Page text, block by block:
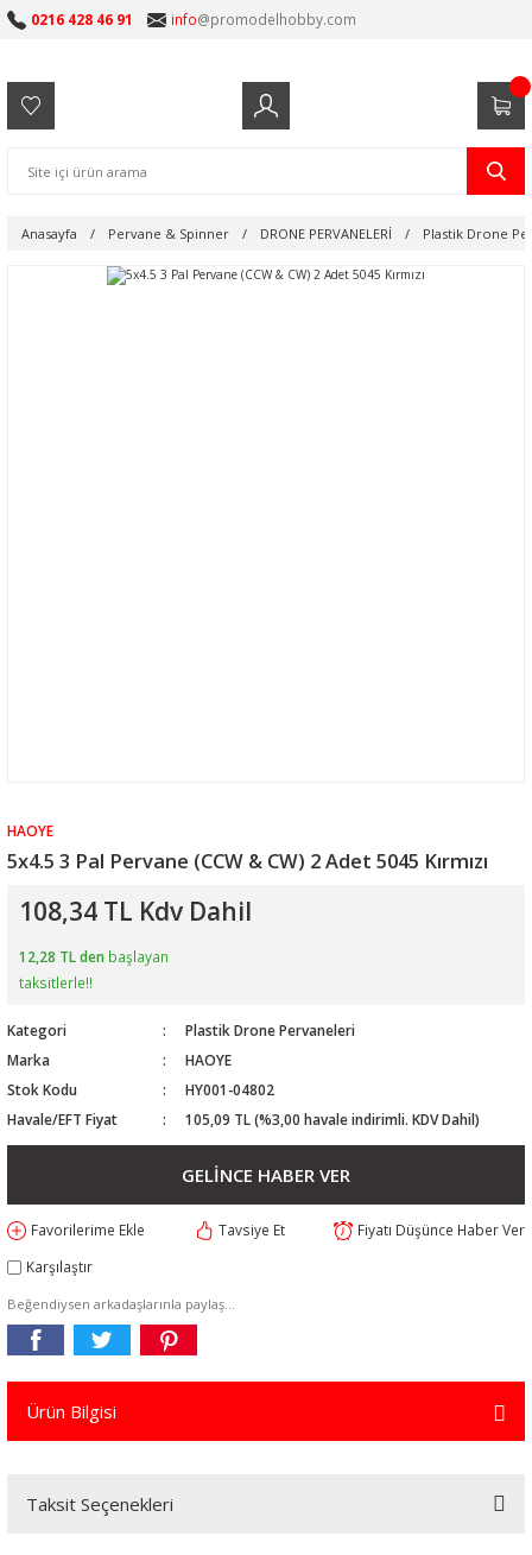
0216 428 46 91 info@promodelhobby.com
Anasayfa Pervane & Spinner DRONE PERVANELERİ Plastik Drone
HAOYE
5x4.5 3 Pal Pervane (CCW & CW) 2 Adet 5045 Kırmızı
108,34 TL Kdv Dahil
12,28 TL den başlayan
taksitlerle!!
Kategori
Plastik Drone Pervaneleri
Marka
HAOYE
Stok Kodu
HY001-04802
Havale/EFT Fiyat
105,09 TL (%3,00 havale indirimli. KDV Dahil)
GELİNCE HABER VER
Tavsiye Et
Fiyatı Düşünce Haber Ver
Karşılaştır
Beğendiysen arkadaşlarınla paylaş...
Ürün Bilgisi
Taksit Seçenekleri